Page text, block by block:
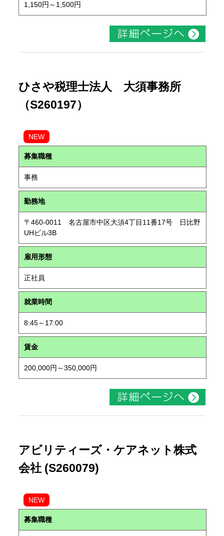
1,150円～1,500円
ひさや税理士法人 大須事務所
（S260197）
NEW
募集職種
事務
勤務地
〒460-0011 名古屋市中区大須4丁目11番17号 日比野
UHビル3B
雇用形態
正社員
就業時間
8:45～17:00
賃金
200,000円～350,000円
アビリティーズ・ケアネット株式
会社 (S260079)
NEW
募集職種